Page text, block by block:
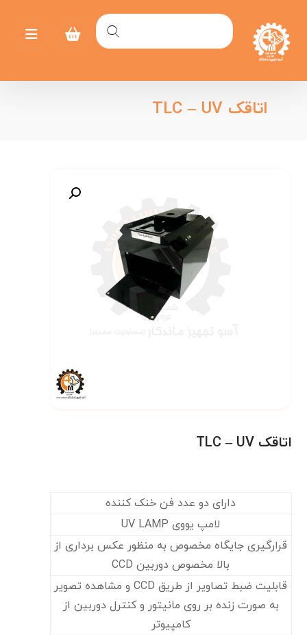
اتاقک TLC – UV
اتاقک TLC – UV
دارای دو عدد فن خنک کننده
لامپ یووی UV LAMP
قرارگیری جایگاه مخصوص به منظور عکس برداری از
بالا مخصوص دوربین CCD
قابلیت ضبط تصاویر از طریق CCD و مشاهده تصویر
به صورت زنده بر روی مانیتور و کنترل دوربین از
کامپیوتر